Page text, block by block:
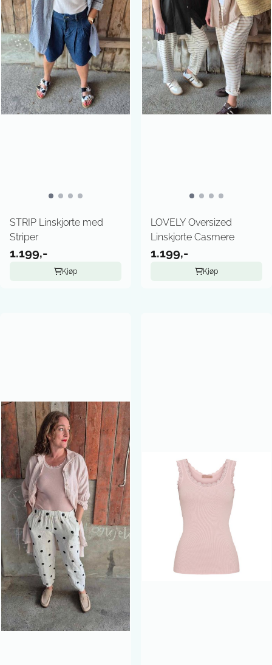
STRIP Linskjorte med
Striper
1.199,-
Kjøp
LOVELY Oversized
Linskjorte Casmere
1.199,-
Kjøp